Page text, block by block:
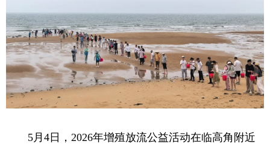
5月4日，2026年增殖放流公益活动在临高角附近